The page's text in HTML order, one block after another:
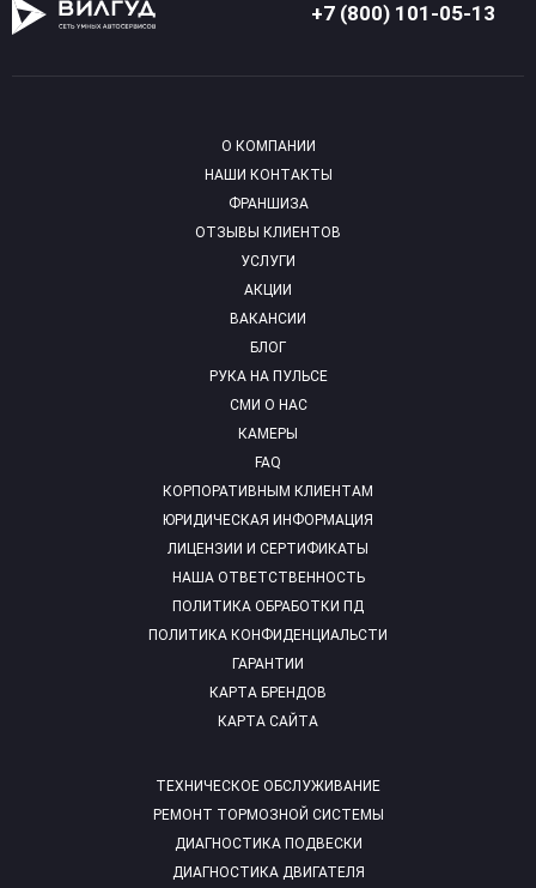
+7 (800) 101-05-13
О КОМПАНИИ
НАШИ КОНТАКТЫ
ФРАНШИЗА
ОТЗЫВЫ КЛИЕНТОВ
УСЛУГИ
АКЦИИ
ВАКАНСИИ
БЛОГ
РУКА НА ПУЛЬСЕ
СМИ О НАС
КАМЕРЫ
FAQ
ТЕХНИЧЕСКОЕ ОБСЛУЖИВАНИЕ
РЕМОНТ ТОРМОЗНОЙ СИСТЕМЫ
ДИАГНОСТИКА ПОДВЕСКИ
ДИАГНОСТИКА ДВИГАТЕЛЯ
КОРПОРАТИВНЫМ КЛИЕНТАМ
ЮРИДИЧЕСКАЯ ИНФОРМАЦИЯ
ЛИЦЕНЗИИ И СЕРТИФИКАТЫ
НАША ОТВЕТСТВЕННОСТЬ
ПОЛИТИКА ОБРАБОТКИ ПД
ПОЛИТИКА КОНФИДЕНЦИАЛЬСТИ
ГАРАНТИИ
КАРТА БРЕНДОВ
КАРТА САЙТА